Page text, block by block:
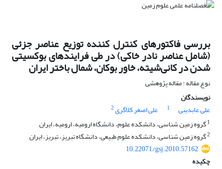
بررسی فاکتورهای کنترل کننده توزیع عناصر جزئی
(شامل عناصر نادر خاکی) در طی فرایندهای بوکسیتی
شدن در کانی‌شیته، خاور بوکان، شمال باختر ایران
نوع مقاله : مقاله پژوهشی
نویسندگان
علی عابدینی
1 علی اصغر کلاگری2
1گروه زمین شناسی، دانشکده علوم، دانشگاه ارومیه، ارومیه، ایران
2گروه زمین شناسی، دانشکده علوم طبیعی، دانشگاه تبریز، تبریز، ایران
10.22071/gsj.2010.57162
چکیده